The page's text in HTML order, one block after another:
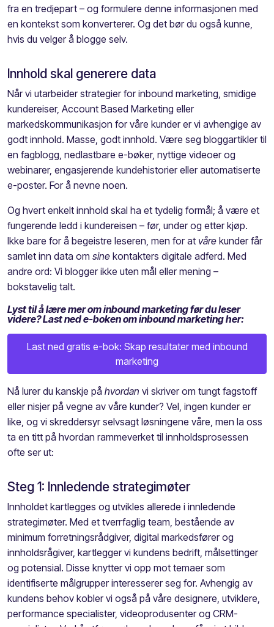
fra en tredjepart – og formulere denne informasjonen med
en kontekst som konverterer. Og det bør du også kunne,
hvis du velger å blogge selv.
Innhold skal generere data
Når vi utarbeider strategier for inbound marketing, smidige
kundereiser, Account Based Marketing eller
markedskommunikasjon for våre kunder er vi avhengige av
godt innhold. Masse, godt innhold. Være seg bloggartikler til
en fagblogg, nedlastbare e-bøker, nyttige videoer og
webinarer, engasjerende kundehistorier eller automatiserte
e-poster. For å nevne noen.
Og hvert enkelt innhold skal ha et tydelig formål; å være et
fungerende ledd i kundereisen – før, under og etter kjøp.
Ikke bare for å begeistre leseren, men for at våre kunder får
samlet inn data om sine kontakters digitale adferd. Med
andre ord: Vi blogger ikke uten mål eller mening –
bokstavelig talt.
Lyst til å lære mer om inbound marketing før du leser
videre? Last ned e-boken om inbound marketing her:
Last ned gratis e-bok: Skap resultater med inbound
marketing
Nå lurer du kanskje på hvordan vi skriver om tungt fagstoff
eller nisjer på vegne av våre kunder? Vel, ingen kunder er
like, og vi skreddersyr selvsagt løsningene våre, men la oss
ta en titt på hvordan rammeverket til innholdsprosessen
ofte ser ut:
Steg 1: Innledende strategimøter
Innholdet kartlegges og utvikles allerede i innledende
strategimøter. Med et tverrfaglig team, bestående av
minimum forretningsrådgiver, digital markedsfører og
innholdsrågiver, kartlegger vi kundens bedrift, målsettinger
og potensial. Disse knytter vi opp mot temaer som
identifiserte målgrupper interesserer seg for. Avhengig av
kundens behov kobler vi også på våre designere, utviklere,
performance specialister, videoprodusenter og CRM-